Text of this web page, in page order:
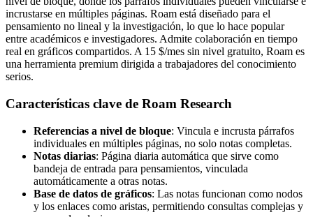
incrustarse en múltiples páginas. Roam está diseñado para el
pensamiento no lineal y la investigación, lo que lo hace popular
entre académicos e investigadores. Admite colaboración en tiempo
real en gráficos compartidos. A 15 $/mes sin nivel gratuito, Roam es
una herramienta premium dirigida a trabajadores del conocimiento
serios.
Características clave de Roam Research
Referencias a nivel de bloque: Vincula e incrusta párrafos
individuales en múltiples páginas, no solo notas completas.
Notas diarias: Página diaria automática que sirve como
bandeja de entrada para pensamientos, vinculada
automáticamente a otras notas.
Base de datos de gráficos: Las notas funcionan como nodos
y los enlaces como aristas, permitiendo consultas complejas y